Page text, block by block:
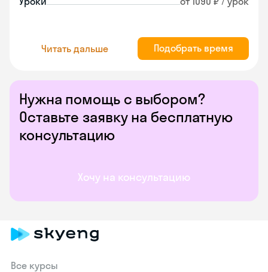
Нужна помощь с выбором?
Оставьте заявку на бесплатную
консультацию
Хочу на консультацию
Читать дальше Подобрать время
Все курсы